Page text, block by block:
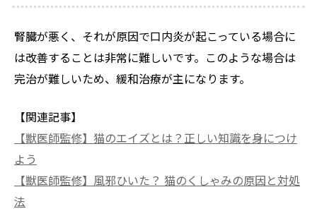
腎臓が悪く、それが原因で口内炎が起こっている場合に
は改善することは非常に難しいです。このような場合は
完治が難しいため、緩和治療が主になります。
【関連記事】
【獣医師監修】猫のエイズとは？正しい知識を身につけ
よう
【獣医師監修】風邪ひいた？ 猫のくしゃみの原因と対処
法